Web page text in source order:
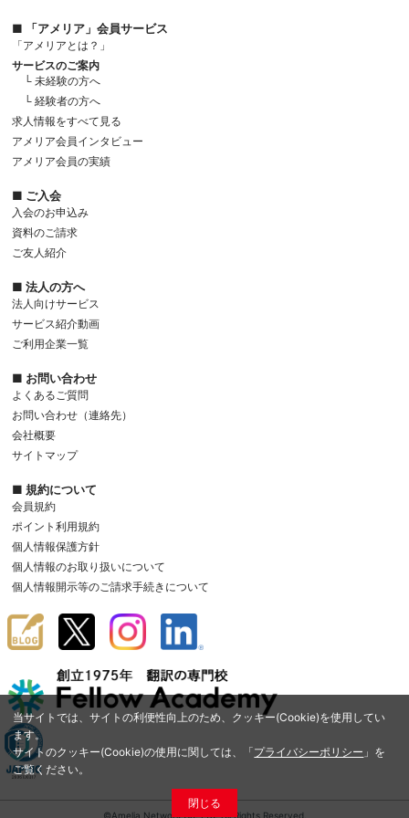
当サイトでは、サイトの利便性向上のため、クッキー(Cookie)を使用してい
ます。
サイトのクッキー(Cookie)の使用に関しては、「プライバシーポリシー 」を
ご覧ください。
閉じる
■ 「アメリア」会員サービス
「アメリアとは？」
サービスのご案内
└ 未経験の方へ
└ 経験者の方へ
求人情報をすべて見る
アメリア会員インタビュー
アメリア会員の実績
■ ご入会
入会のお申込み
資料のご請求
ご友人紹介
■ 法人の方へ
法人向けサービス
サービス紹介動画
ご利用企業一覧
■ お問い合わせ
よくあるご質問
お問い合わせ（連絡先）
会社概要
サイトマップ
■ 規約について
会員規約
ポイント利用規約
個人情報保護方針
個人情報のお取り扱いについて
個人情報開示等のご請求手続きについて
©Amelia Network Co.,Ltd. All Rights Reserved.